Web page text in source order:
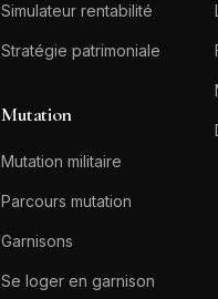
Simulateur rentabilité
Stratégie patrimoniale
Mutation
Mutation militaire
Parcours mutation
Garnisons
Se loger en garnison